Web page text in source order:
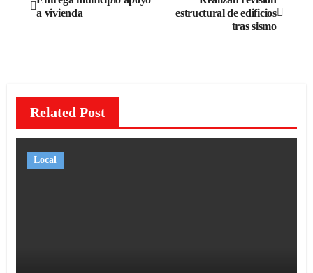
dea vivienda
estructural de edificios
tras sismo
Related Post
Local